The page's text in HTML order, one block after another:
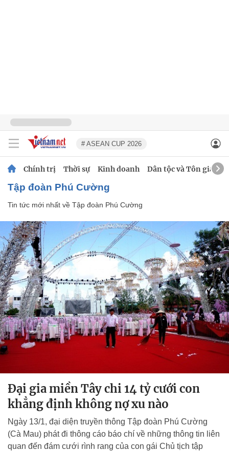
# ASEAN CUP 2026
Chính trị Thời sự Kinh doanh Dân tộc và Tôn giáo
Tập đoàn Phú Cường
Tin tức mới nhất về Tập đoàn Phú Cường
Đại gia miền Tây chi 14 tỷ cưới con
khẳng định không nợ xu nào
Ngày 13/1, đại diện truyền thông Tập đoàn Phú Cường
(Cà Mau) phát đi thông cáo báo chí về những thông tin liên
quan đến đám cưới rình rang của con gái Chủ tịch tập